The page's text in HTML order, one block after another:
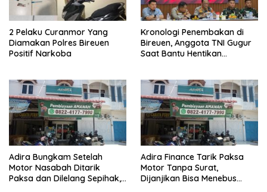
2 Pelaku Curanmor Yang
Diamakan Polres Bireuen
Positif Narkoba
Kronologi Penembakan di
Bireuen, Anggota TNI Gugur
Saat Bantu Hentikan
Adira Bungkam Setelah
Motor Nasabah Ditarik
Paksa dan Dilelang Sepihak,
Adira Finance Tarik Paksa
Motor Tanpa Surat,
Dijanjikan Bisa Menebus